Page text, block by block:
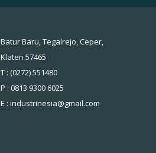
Batur Baru, Tegalrejo, Ceper,
Klaten 57465
T : (0272) 551480
P : 0813 9300 6025
E : industrinesia@gmail.com